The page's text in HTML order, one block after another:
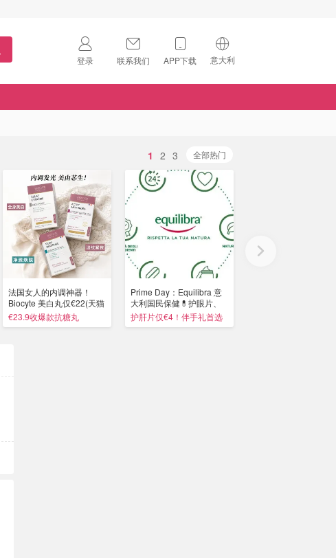
登录 联系我们 APP下载
Download on the
App Store
Android App
意大利
🇺🇸
🇨🇦加拿大
🇬🇧英国
德国
🇫🇷法国
🇮🇹意大利
🇦🇺澳洲
🇳🇿新西兰
法国女人的内调神器！
Biocyte 美白丸仅€22(天猫
¥699)
€23.9收爆款抗糖丸
Prime Day：Equilibra 意
大利国民保健💊护眼片、
护肝片、鱼油等
护肝片仅€4！伴手礼首选
1 2 3 全部热门